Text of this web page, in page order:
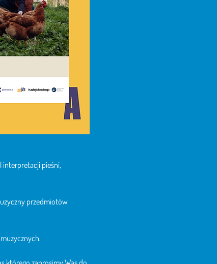
interpretacji pieśni,
przedmiotów